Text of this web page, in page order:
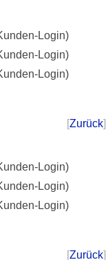
Login)
Login)
Login)
[Zurück]
Login)
Login)
Login)
[Zurück]